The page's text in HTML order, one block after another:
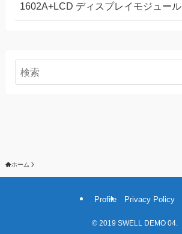
1602A+LCD ディスプレイモジュール
ホーム
Profile Privacy Policy
©2019 SWELL DEMO 04.